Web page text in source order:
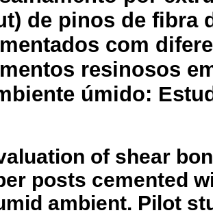
de pinos de fibra
com
resinosos
úmido:
of shear
posts cemented
ambient. Pilot